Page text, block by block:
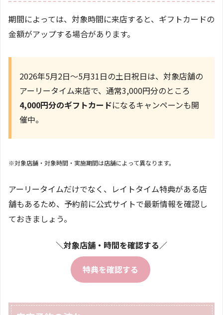
期間によっては、対象時間に来店すると、ギフトカードの
金額がアップする場合があります。
2026年5月2日〜5月31日の土日祝日は、対象店舗の
アーリータイム来店で、通常3,000円分のところ
4,000円分のギフトカードになるキャンペーンも開
催中。
※対象店舗・対象時間・実施期間は店舗によって異なります。
アーリータイムだけでなく、レイトタイム特典がある店
舗もあるため、予約前に公式サイトで最新情報を確認し
ておきましょう。
＼対象店舗・時間を確認する／
特典を確認する